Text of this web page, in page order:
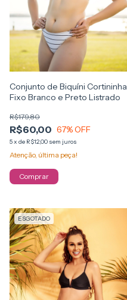
Conjunto de Biquíni Cortininha
Fixo Branco e Preto Listrado
R$60,00
R$179,80
67% OFF
5x de R$12,00 sem juros
Atenção, última peça!
Comprar
ESGOTADO